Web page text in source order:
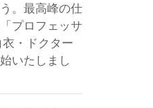
。最高峰の仕
プロフェッサ
・ドクター
いたしまし